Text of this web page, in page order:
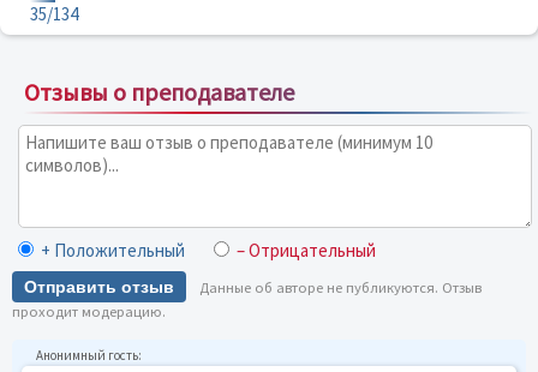
35/134
Отзывы о преподавателе
+ Положительный – Отрицательный
Отправить отзыв
Данные об авторе не публикуются. Отзыв
проходит модерацию.